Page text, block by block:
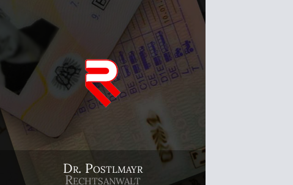
Dr. Postlmayr
Rechtsanwalt